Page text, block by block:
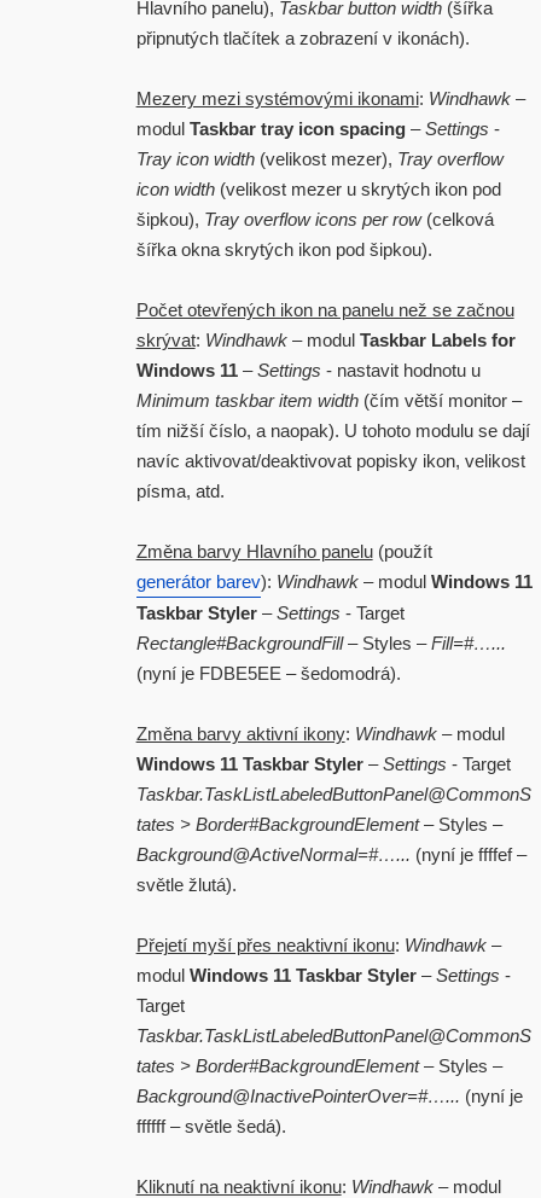
Hlavního panelu), Taskbar button width(šířka
připnutých tlačítek a zobrazení v ikonách).
Mezery mezi systémovými ikonami: Windhawk–
modul Taskbar tray icon spacing–Settings -
Tray icon width(velikost mezer), Tray overflow
icon width(velikost mezer u skrytých ikon pod
šipkou), Tray overflow icons per row(celková
šířka okna skrytých ikon pod šipkou).
Počet otevřených ikon na panelu než se začnou
skrývat: Windhawk– modul Taskbar Labels for
Windows 11–Settings - nastavit hodnotu u
Minimum taskbar item width(čím větší monitor –
tím nižší číslo, a naopak). U tohoto modulu se dají
navíc aktivovat/deaktivovat popisky ikon, velikost
písma, atd.
Změna barvy Hlavního panelu(použít
generátor barev): Windhawk– modul Windows 11
Taskbar Styler–Settings - Target
Rectangle#BackgroundFill– Styles –Fill=#…...
(nyní je FDBE5EE – šedomodrá).
Změna barvy aktivní ikony: Windhawk– modul
Windows 11 Taskbar Styler–Settings - Target
Taskbar.TaskListLabeledButtonPanel@CommonS
tates > Border#BackgroundElement– Styles –
Background@ActiveNormal=#…... (nyní je ffffef –
světle žlutá).
Přejetí myší přes neaktivní ikonu: Windhawk–
modul Windows 11 Taskbar Styler–Settings -
Target
Taskbar.TaskListLabeledButtonPanel@CommonS
tates > Border#BackgroundElement– Styles –
Background@InactivePointerOver=#…... (nyní je
ffffff – světle šedá).
Kliknutí na neaktivní ikonu: Windhawk– modul